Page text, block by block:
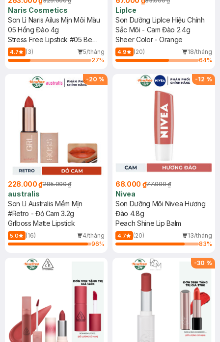
Naris Cosmetics
Son Lì Naris Ailus Mịn Môi Màu
05 Hồng Đào 4g
Stress Free Lipstick #05 Be
Yourself
4.7 (3)
5/tháng
27%
LipIce
Son Dưỡng LipIce Hiệu Chỉnh
Sắc Môi - Cam Đào 2.4g
Sheer Color - Orange
4.9 (20)
18/tháng
64%
-20 %
228.000 ₫285.000 ₫
australis
Son Lì Australis Mềm Mịn
#Retro - Đỏ Cam 3.2g
Grlboss Matte Lipstick
5.0 (16)
4/tháng
96%
-12 %
68.000 ₫77.000 ₫
Nivea
Son Dưỡng Môi Nivea Hương
Đào 4.8g
Peach Shine Lip Balm
4.7 (20)
13/tháng
83%
-30 %